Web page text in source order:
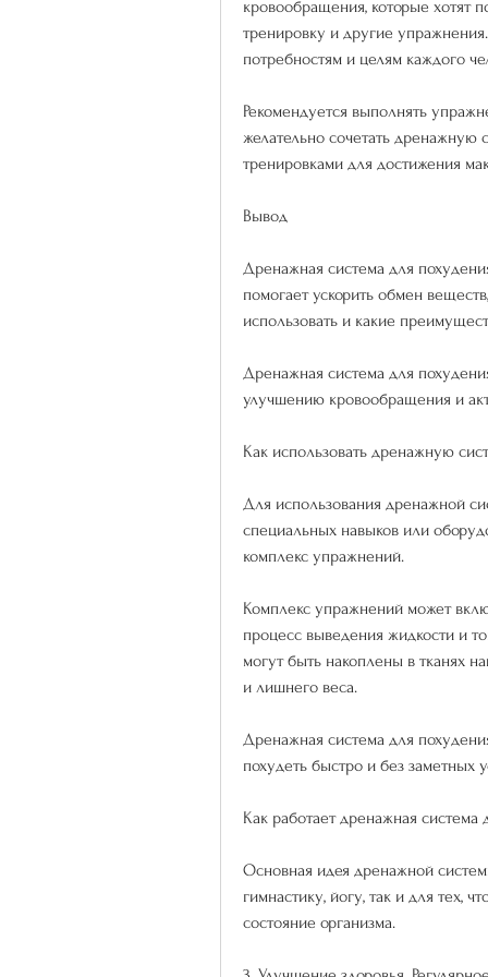
кровообращения, которые хотят
тренировку и другие
потребностям и целям каждого
Рекомендуется выполнять
желательно сочетать
тренировками для достижения
Вывод
Дренажная система для
помогает ускорить обмен
использовать и какие
Дренажная система для
улучшению кровообращения и
Как использовать дренажную
Для использования дренажной
специальных навыков или
комплекс упражнений.
Комплекс упражнений может
процесс выведения жидкости и
могут быть накоплены в тканях
и лишнего веса.
Дренажная система для
похудеть быстро и без заметных
Как работает дренажная система
Основная идея дренажной
гимнастику, йогу, так и для тех,
состояние организма.